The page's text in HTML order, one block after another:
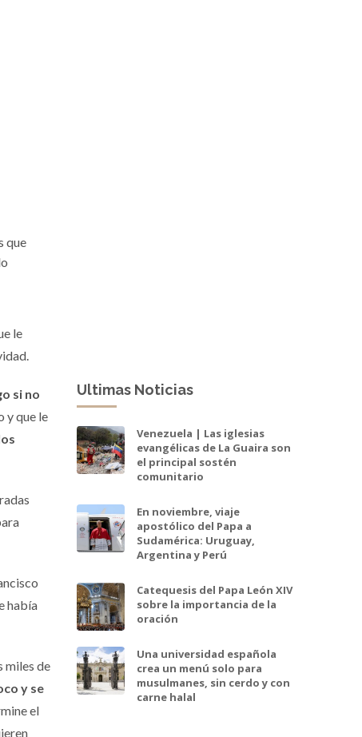
que
le
si no
y que le
había
miles de
y se
el
Ultimas Noticias
Venezuela | Las iglesias
evangélicas de La Guaira son
el principal sostén
comunitario
En noviembre, viaje
apostólico del Papa a
Sudamérica: Uruguay,
Argentina y Perú
Catequesis del Papa León XIV
sobre la importancia de la
oración
Una universidad española
crea un menú solo para
musulmanes, sin cerdo y con
carne halal